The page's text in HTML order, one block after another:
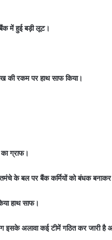
में हुई बड़ी लूट।
की रकम पर हाथ साफ किया।
ग्राफ।
के बल पर बैंक कर्मियों को बंधक बनाकर
हाथ साफ।
इसके अलावा कई टीमें गठित कर जारी है